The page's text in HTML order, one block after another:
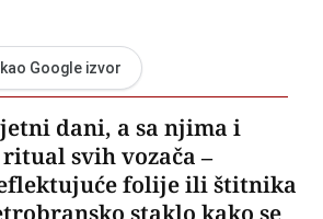
Google izvor
dani, a sa njima i
svih vozača –
folije ili štitnika